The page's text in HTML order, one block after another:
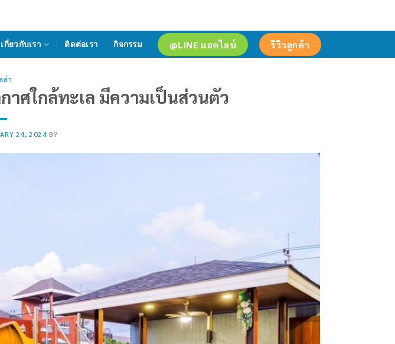
เกี่ยวกับเรา ติดต่อเรา กิจกรรม @LINE แอดไลน์ รีวิวลูกค้า
ล่า
ศใกล้ทะเล มีความเป็นส่วนตัว
24, 2024 BY